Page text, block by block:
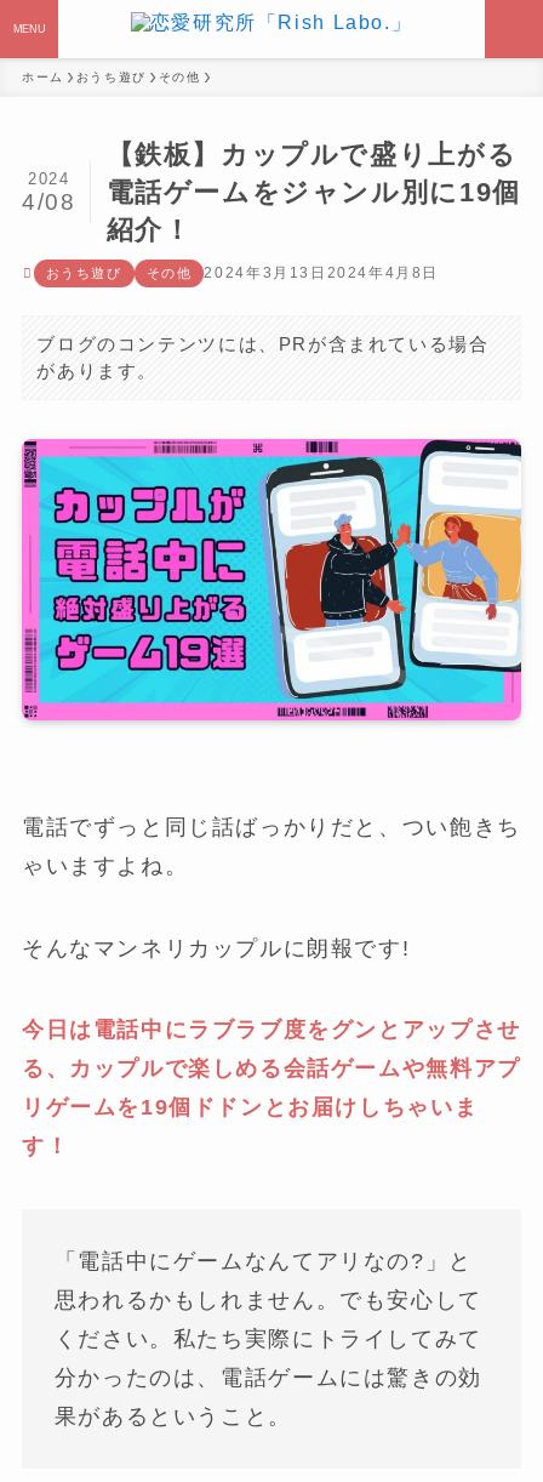
MENU
ホーム おうち遊び その他
【鉄板】カップルで盛り上がる
電話ゲームをジャンル別に19個
紹介！
2024
4/08
おうち遊び その他 2024年3月13日 2024年4月8日
ブログのコンテンツには、PRが含まれている場合
があります。
電話でずっと同じ話ばっかりだと、つい飽きち
ゃいますよね。
そんなマンネリカップルに朗報です!
今日は電話中にラブラブ度をグンとアップさせ
る、カップルで楽しめる会話ゲームや無料アプ
リゲームを19個ドドンとお届けしちゃいま
す！
「電話中にゲームなんてアリなの?」と
思われるかもしれません。でも安心して
ください。私たち実際にトライしてみて
分かったのは、電話ゲームには驚きの効
果があるということ。